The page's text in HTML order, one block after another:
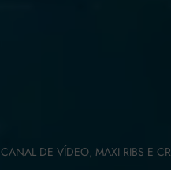
CANAL DE VÍDEO, MAXI RIBS E